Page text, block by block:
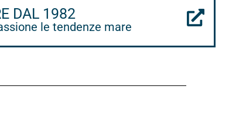
DAL 1982
le tendenze mare